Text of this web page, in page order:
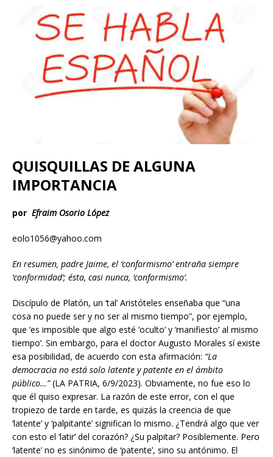
QUISQUILLAS DE ALGUNA
IMPORTANCIA
por Efraim Osorio López
eolo1056@yahoo.com
En resumen, padre Jaime, el ‘conformismo’ entraña siempre
‘conformidad’; ésta, casi nunca, ‘conformismo’.
Discípulo de Platón, un ‘tal’ Aristóteles enseñaba que “una
cosa no puede ser y no ser al mismo tiempo”, por ejemplo,
que ‘es imposible que algo esté ‘oculto’ y ‘manifiesto’ al mismo
tiempo’. Sin embargo, para el doctor Augusto Morales sí existe
esa posibilidad, de acuerdo con esta afirmación: “La
democracia no está solo latente y patente en el ámbito
público…”(LA PATRIA, 6/9/2023). Obviamente, no fue eso lo
que él quiso expresar. La razón de este error, con el que
tropiezo de tarde en tarde, es quizás la creencia de que
‘latente’ y ‘palpitante’ significan lo mismo. ¿Tendrá algo que ver
con esto el ‘latir’ del corazón? ¿Su palpitar? Posiblemente. Pero
‘latente’ no es sinónimo de ‘patente’, sino su antónimo. El